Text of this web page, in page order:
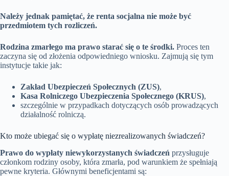
Należy jednak pamiętać, że renta socjalna nie może być
przedmiotem tych rozliczeń.
Rodzina zmarłego ma prawo starać się o te środki. Proces ten
zaczyna się od złożenia odpowiedniego wniosku. Zajmują się tym
instytucje takie jak:
Zakład Ubezpieczeń Społecznych (ZUS),
Kasa Rolniczego Ubezpieczenia Społecznego (KRUS),
szczególnie w przypadkach dotyczących osób prowadzących
działalność rolniczą.
Kto może ubiegać się o wypłatę niezrealizowanych świadczeń?
Prawo do wypłaty niewykorzystanych świadczeń przysługuje
członkom rodziny osoby, która zmarła, pod warunkiem że spełniają
pewne kryteria. Głównymi beneficjentami są: